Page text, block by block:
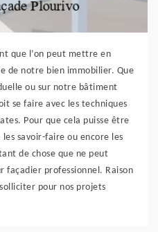
que l’on peut mettre en
de notre bien immobilier. Que
ou sur notre bâtiment
se faire avec les techniques
Pour que cela puisse être
savoir-faire ou encore les
de chose que ne peut
façadier professionnel. Raison
pour nos projets